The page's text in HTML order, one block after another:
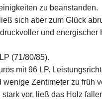
zu beanstanden.
sich aber zum Glück
und
(71/80/85).
mit 96 LP.
Zentimeter zu früh
vor, ließ das Holz